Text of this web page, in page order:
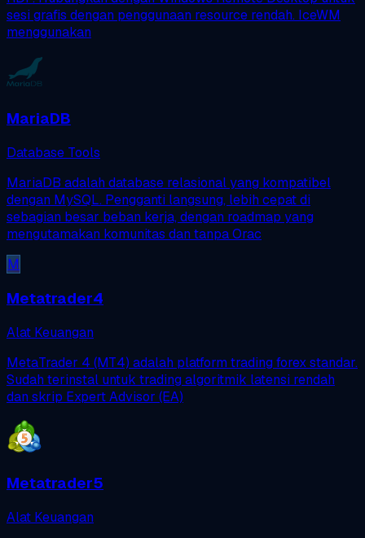
sesi grafis dengan penggunaan resource rendah. IceWM
menggunakan
MariaDB
Database Tools
MariaDB adalah database relasional yang kompatibel
dengan MySQL. Pengganti langsung, lebih cepat di
sebagian besar beban kerja, dengan roadmap yang
mengutamakan komunitas dan tanpa Orac
M
Metatrader4
Alat Keuangan
MetaTrader 4 (MT4) adalah platform trading forex standar.
Sudah terinstal untuk trading algoritmik latensi rendah
dan skrip Expert Advisor (EA)
Metatrader5
Alat Keuangan